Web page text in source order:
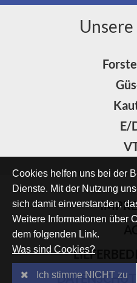
E/
Cookies helfen uns bei der
Dienste. Mit der Nutzung
sich damit einverstanden,
Weitere Informationen über
dem folgenden Link.
Was sind Cookies?
Ich stimme NICHT zu